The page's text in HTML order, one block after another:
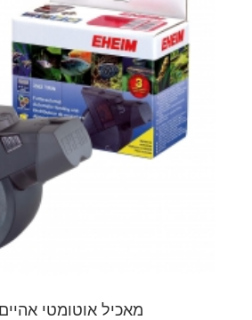
מאכיל אוטומטי